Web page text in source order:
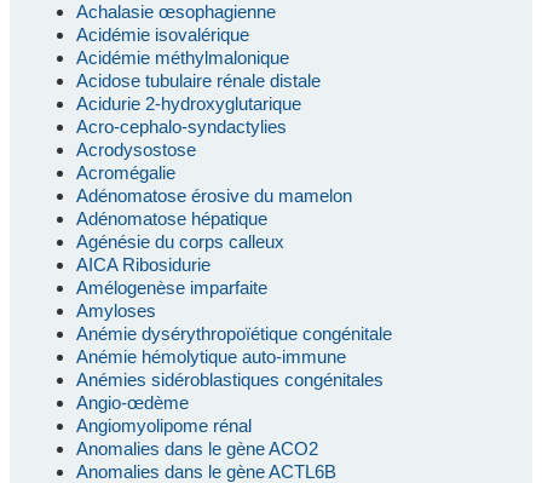
Achalasie œsophagienne
Acidémie isovalérique
Acidémie méthylmalonique
Acidose tubulaire rénale distale
Acidurie 2-hydroxyglutarique
Acro-cephalo-syndactylies
Acrodysostose
Acromégalie
Adénomatose érosive du mamelon
Adénomatose hépatique
Agénésie du corps calleux
AICA Ribosidurie
Amélogenèse imparfaite
Amyloses
Anémie dysérythropoïétique congénitale
Anémie hémolytique auto-immune
Anémies sidéroblastiques congénitales
Angio-œdème
Angiomyolipome rénal
Anomalies dans le gène ACO2
Anomalies dans le gène ACTL6B